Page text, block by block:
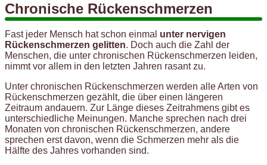
Chronische Rückenschmerzen
Fast jeder Mensch hat schon einmal unter nervigen
Rückenschmerzen gelitten. Doch auch die Zahl der
Menschen, die unter chronischen Rückenschmerzen leiden,
nimmt vor allem in den letzten Jahren rasant zu.
Unter chronischen Rückenschmerzen werden alle Arten von
Rückenschmerzen gezählt, die über einen längeren
Zeitraum andauern. Zur Länge dieses Zeitrahmens gibt es
unterschiedliche Meinungen. Manche sprechen nach drei
Monaten von chronischen Rückenschmerzen, andere
sprechen erst davon, wenn die Schmerzen mehr als die
Hälfte des Jahres vorhanden sind.